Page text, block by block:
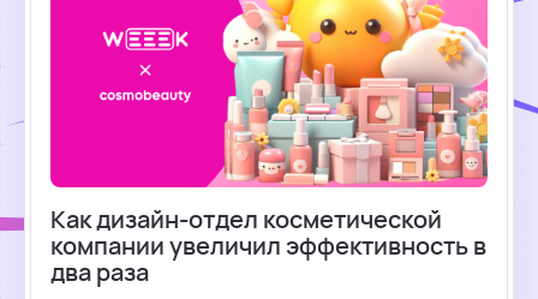
Как дизайн-отдел косметической
компании увеличил эффективность в
два раза